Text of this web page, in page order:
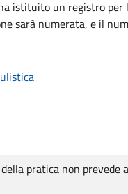
istituito un registro per
sarà numerata, e il
pratica non prevede